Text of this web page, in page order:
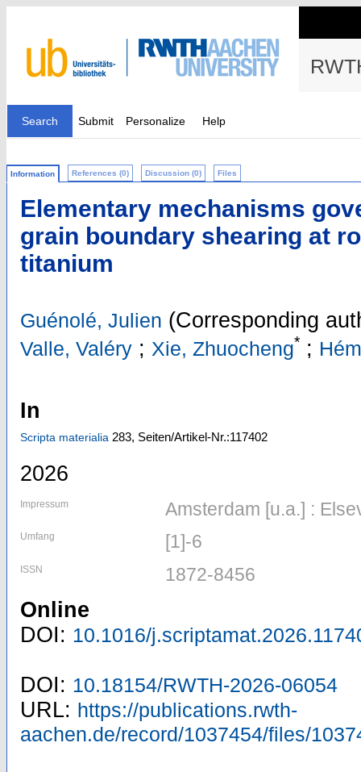
Search Submit Personalize Help
Information References (0) Discussion (0) Files
Elementary mechanisms
grain boundary shearing at
titanium
Guénolé, Julien (Corresponding
Valle, Valéry ; Xie, Zhuocheng* ;
In
Scripta materialia 283, Seiten/Artikel-Nr.:117402
2026
Impressum Amsterdam [u.a.] :
Umfang [1]-6
ISSN 1872-8456
Online
DOI: 10.1016/
DOI: 10.18154/RWTH-2026-06054
URL: https://publications.rwth-
aachen.de/record/1037454/files/